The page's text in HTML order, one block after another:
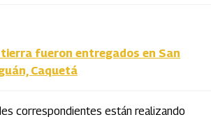
fueron entregados en San
Caquetá
correspondientes están realizando